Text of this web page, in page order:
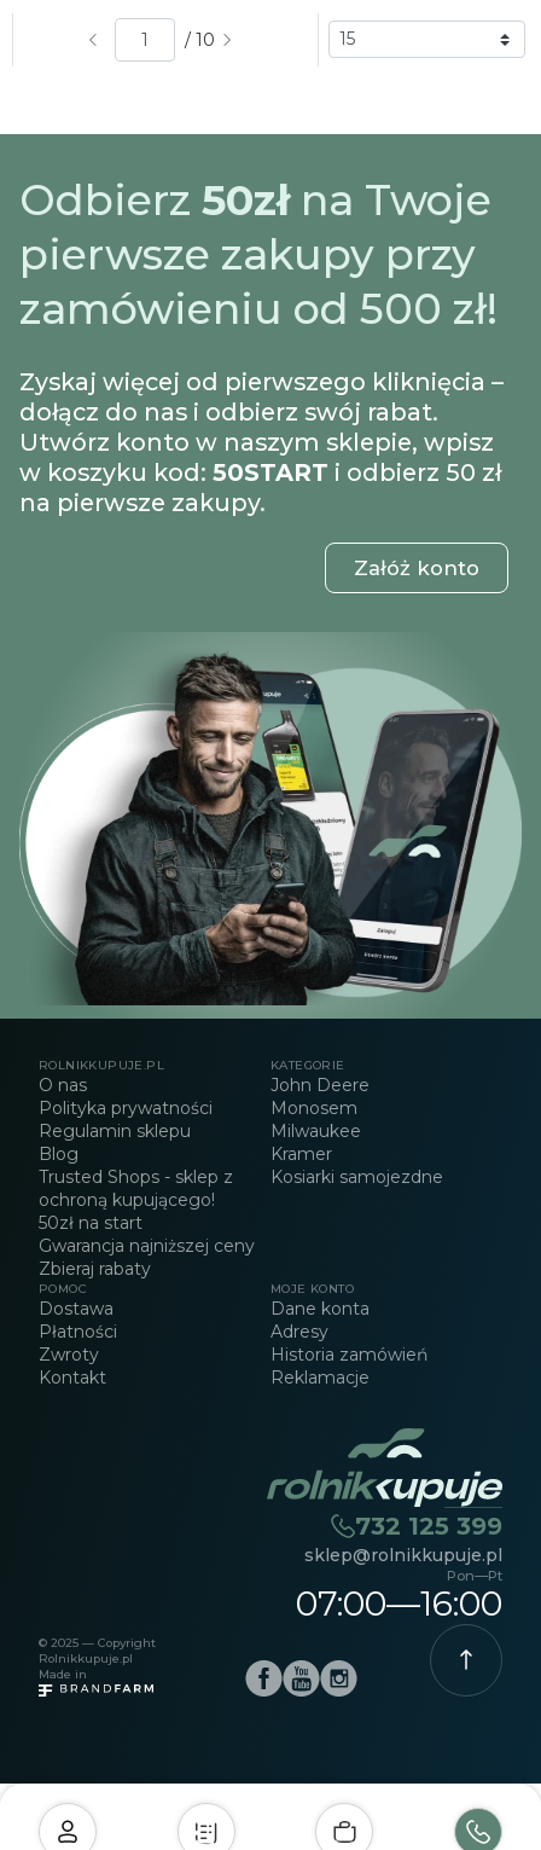
/ 10
Odbierz 50złna Twoje
pierwsze zakupy przy
zamówieniu od 500 zł!
Zyskaj więcej od pierwszego kliknięcia –
dołącz do nas i odbierz swój rabat.
Utwórz konto w naszym sklepie, wpisz
w koszyku kod: 50START i odbierz 50 zł
na pierwsze zakupy.
Załóż konto
ROLNIKKUPUJE.PL
O nas
Polityka prywatności
Regulamin sklepu
Blog
Trusted Shops - sklep z
ochroną kupującego!
50zł na start
Gwarancja najniższej ceny
Zbieraj rabaty
KATEGORIE
John Deere
Monosem
Milwaukee
Kramer
Kosiarki samojezdne
POMOC
Dostawa
Płatności
Zwroty
Kontakt
MOJE KONTO
Dane konta
Adresy
Historia zamówień
Reklamacje
732 125 399
sklep@rolnikkupuje.pl
Pon—Pt
07:00—16:00
© 2025 — Copyright
Rolnikkupuje.pl
Made in